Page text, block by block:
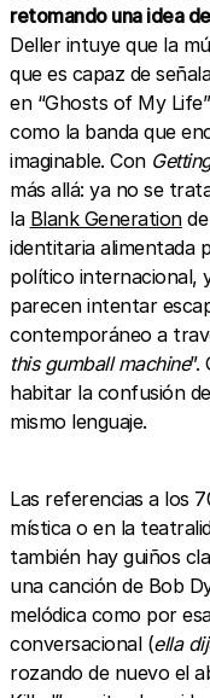
retomando una idea
Deller intuye que la
que es capaz de
en “Ghosts of My
como la banda que
imaginable. Con
más allá: ya no se
la Blank Generationde
identitaria alimentada
político internacional,
parecen intentar
contemporáneo a
this gumball machine”.
habitar la confusión
mismo lenguaje.
Las referencias a los
mística o en la
también hay guiños
una canción de Bob
melódica como por
conversacional (ella
rozando de nuevo el